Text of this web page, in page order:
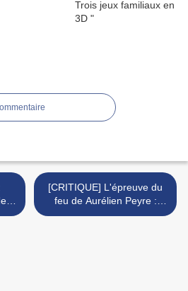
[CRITIQUE] L'épreuve du
feu de Aurélien Peyre :
l'adolescence, âge cruel et